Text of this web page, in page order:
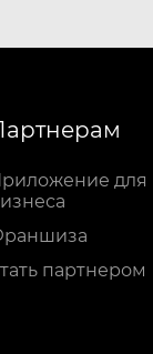
для
партнером